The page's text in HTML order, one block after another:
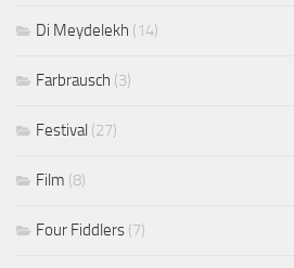
Di Meydelekh (14)
Farbrausch (3)
Festival (27)
Film (8)
Four Fiddlers (7)